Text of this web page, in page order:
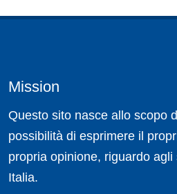
Mission
Questo sito nasce allo scopo
possibilità di esprimere il
propria opinione, riguardo
Italia.